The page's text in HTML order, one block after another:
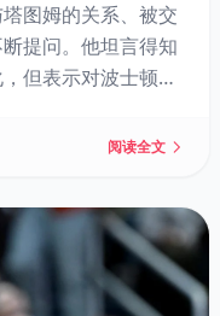
图姆的关系、被交
提问。他坦言得知
但表示对波士顿城
阅读全文